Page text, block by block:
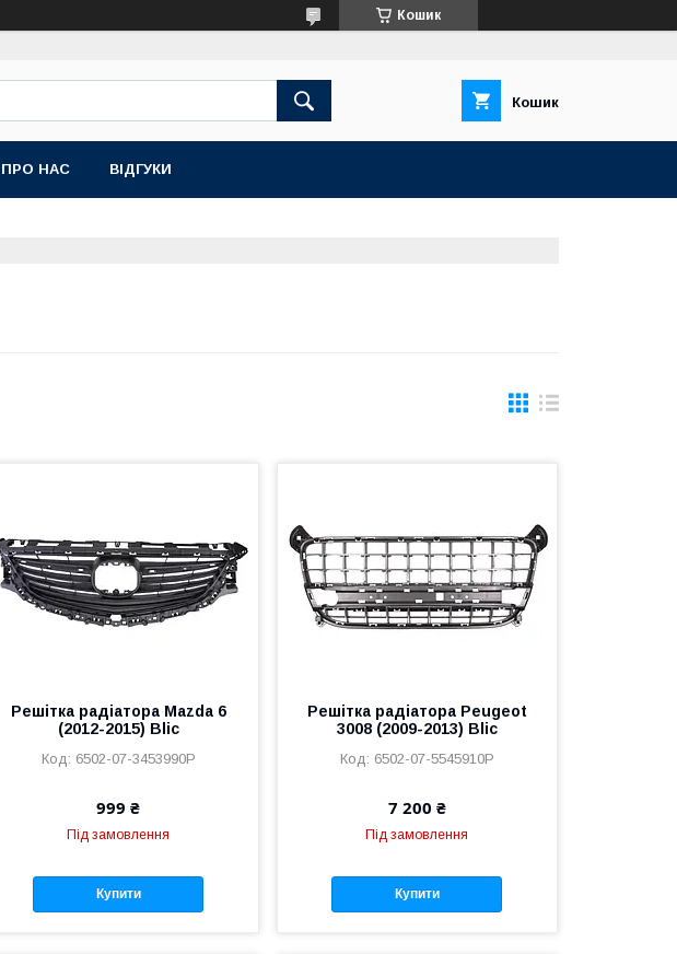
Кошик
Кошик
ПРО НАС ВІДГУКИ
Решітка радіатора Mazda 6
(2012-2015) Blic
6502-07-3453990P
999 ₴
Під замовлення
Купити
Решітка радіатора Peugeot
3008 (2009-2013) Blic
6502-07-5545910P
7 200 ₴
Під замовлення
Купити